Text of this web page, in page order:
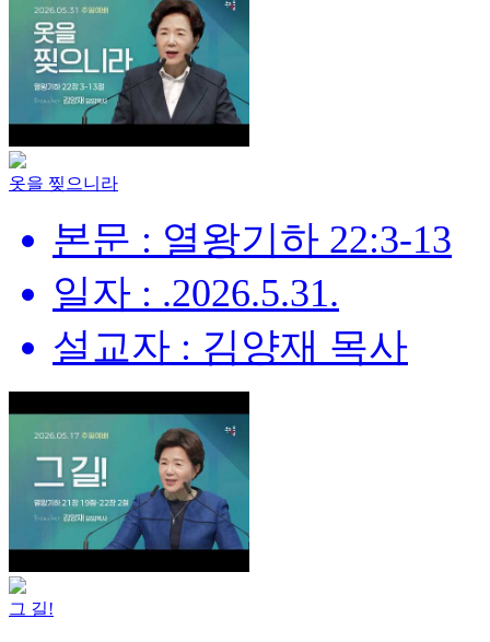
옷을 찢으니라
본문 : 열왕기하 22:3-13
일자 : .2026.5.31.
설교자 : 김양재 목사
그 길!